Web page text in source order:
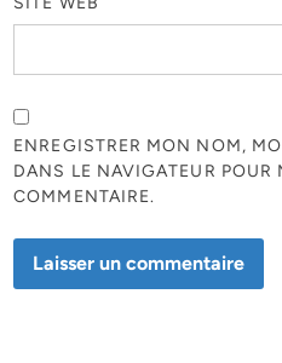
ENREGISTRER MON NOM,
DANS LE NAVIGATEUR POUR
COMMENTAIRE.